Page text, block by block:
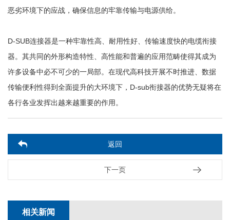
恶劣环境下的应战，确保信息的牢靠传输与电源供给。
D-SUB连接器是一种牢靠性高、耐用性好、传输速度快的电缆衔接
器。其共同的外形构造特性、高性能和普遍的应用范畴使得其成为
许多设备中必不可少的一局部。在现代高科技开展不时推进、数据
传输便利性得到全面提升的大环境下，D-sub衔接器的优势无疑将在
各行各业发挥出越来越重要的作用。
返回
下一页
相关新闻